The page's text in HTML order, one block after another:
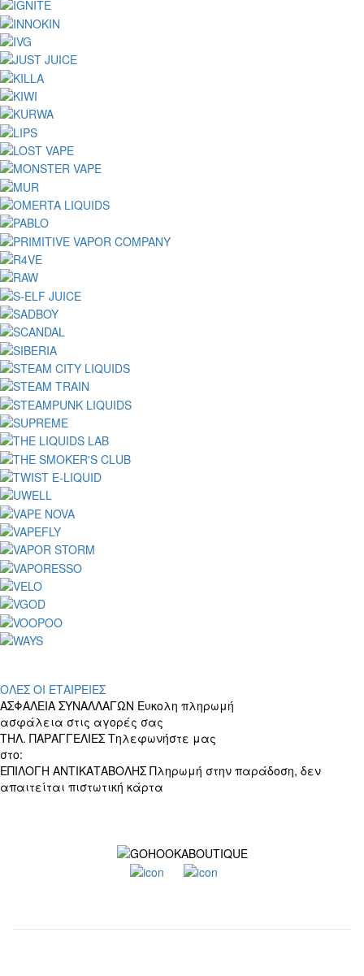
ΟΛΕΣ ΟΙ ΕΤΑΙΡΕΙΕΣ
ΑΣΦΑΛΕΙΑ ΣΥΝΑΛΛΑΓΩΝ Ευκολη πληρωμή
ασφάλεια στις αγορές σας
ΤΗΛ. ΠΑΡΑΓΓΕΛΙΕΣ Τηλεφωνήστε μας
στο:
ΕΠΙΛΟΓΗ ΑΝΤΙΚΑΤΑΒΟΛΗΣ Πληρωμή στην παράδοση, δεν
απαιτείται πιστωτική κάρτα